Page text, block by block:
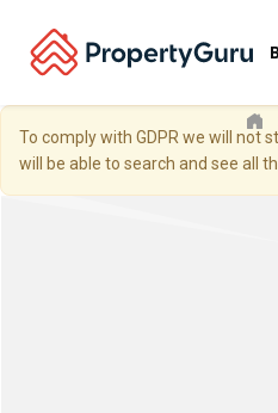
To comply with GDPR we will not
will be able to search and see all